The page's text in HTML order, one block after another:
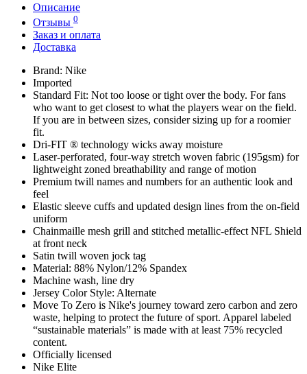
Описание
Отзывы 0
Заказ и оплата
Доставка
Brand: Nike
Imported
Standard Fit: Not too loose or tight over the body. For fans
who want to get closest to what the players wear on the field.
If you are in between sizes, consider sizing up for a roomier
fit.
Dri-FIT ® technology wicks away moisture
Laser-perforated, four-way stretch woven fabric (195gsm) for
lightweight zoned breathability and range of motion
Premium twill names and numbers for an authentic look and
feel
Elastic sleeve cuffs and updated design lines from the on-field
uniform
Chainmaille mesh grill and stitched metallic-effect NFL Shield
at front neck
Satin twill woven jock tag
Material: 88% Nylon/12% Spandex
Machine wash, line dry
Jersey Color Style: Alternate
Move To Zero is Nike's journey toward zero carbon and zero
waste, helping to protect the future of sport. Apparel labeled
“sustainable materials” is made with at least 75% recycled
content.
Officially licensed
Nike Elite